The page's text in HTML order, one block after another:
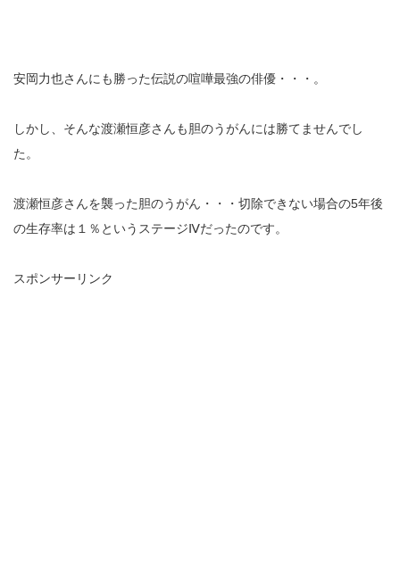
安岡力也さんにも勝った伝説の喧嘩最強の俳優・・・。
しかし、そんな渡瀬恒彦さんも胆のうがんには勝てませんでし
た。
渡瀬恒彦さんを襲った胆のうがん・・・切除できない場合の5年後
の生存率は１％というステージⅣだったのです。
スポンサーリンク